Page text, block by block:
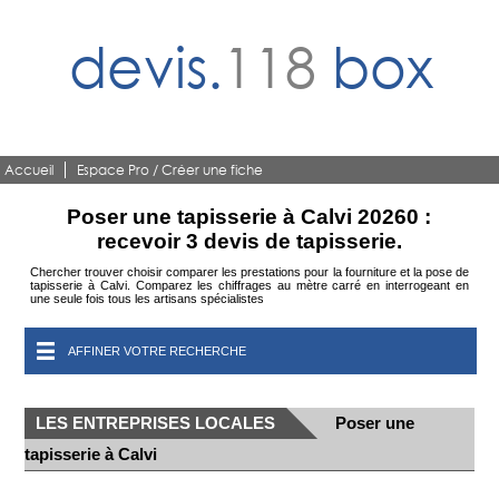
devis.118 box
Accueil Espace Pro / Créer une fiche
Poser une tapisserie à Calvi 20260 :
recevoir 3 devis de tapisserie.
Chercher trouver choisir comparer les prestations pour la fourniture et la pose de
tapisserie à Calvi. Comparez les chiffrages au mètre carré en interrogeant en
une seule fois tous les artisans spécialistes
AFFINER VOTRE RECHERCHE
LES ENTREPRISES LOCALES
Poser une
tapisserie à Calvi